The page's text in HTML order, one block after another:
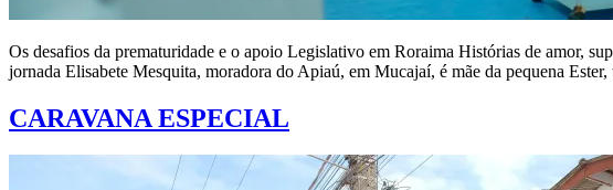
Os desafios da prematuridade e o apoio Legislativo em Roraima Histórias de amor,
jornada Elisabete Mesquita, moradora do Apiaú, em Mucajaí, é mãe da pequena
CARAVANA ESPECIAL